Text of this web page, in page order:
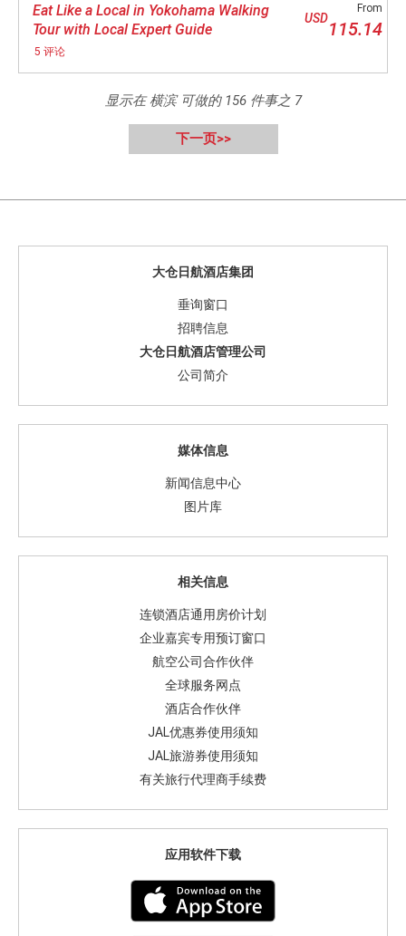
Eat Like a Local in Yokohama Walking
Tour with Local Expert Guide
5 评论
From
USD115.14
显示在 横滨 可做的 156件事之 7
下一页>>
大仓日航酒店集团
垂询窗口
招聘信息
大仓日航酒店管理公司
公司简介
媒体信息
新闻信息中心
图片库
相关信息
连锁酒店通用房价计划
企业嘉宾专用预订窗口
航空公司合作伙伴
全球服务网点
酒店合作伙伴
JAL优惠券使用须知
JAL旅游券使用须知
有关旅行代理商手续费
应用软件下载